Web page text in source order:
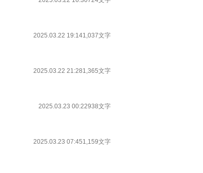
2025.03.22 19:141,037文字
2025.03.22 21:281,365文字
2025.03.23 00:22938文字
2025.03.23 07:451,159文字